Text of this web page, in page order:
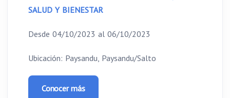
SALUD Y BIENESTAR
Desde 04/10/2023 al 06/10/2023
Ubicación: Paysandu, Paysandu/Salto
Conocer más